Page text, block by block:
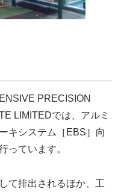
PRECISION
LIMITEDでは、アルミ
キシステム［EBS］向
っています。
て排出されるほか、工